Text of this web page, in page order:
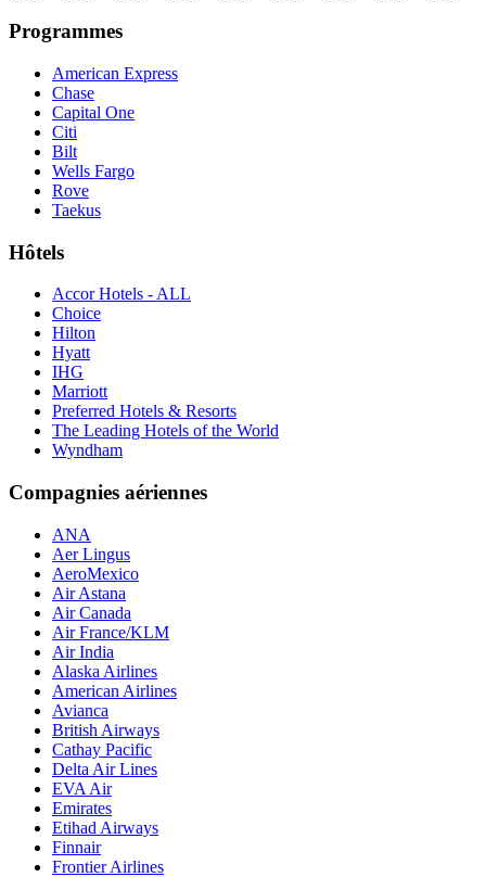
Programmes
American Express
Chase
Capital One
Citi
Bilt
Wells Fargo
Rove
Taekus
Hôtels
Accor Hotels - ALL
Choice
Hilton
Hyatt
IHG
Marriott
Preferred Hotels & Resorts
The Leading Hotels of the World
Wyndham
Compagnies aériennes
ANA
Aer Lingus
AeroMexico
Air Astana
Air Canada
Air France/KLM
Air India
Alaska Airlines
American Airlines
Avianca
British Airways
Cathay Pacific
Delta Air Lines
EVA Air
Emirates
Etihad Airways
Finnair
Frontier Airlines